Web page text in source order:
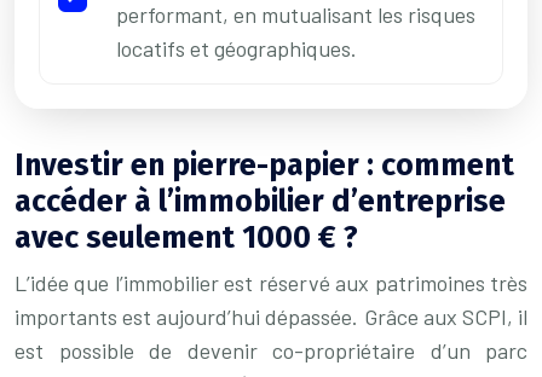
performant, en mutualisant les risques
locatifs et géographiques.
Investir en pierre-papier : comment
accéder à l’immobilier d’entreprise
avec seulement 1000 € ?
L’idée que l’immobilier est réservé aux patrimoines très
importants est aujourd’hui dépassée. Grâce aux SCPI, il
est possible de devenir co-propriétaire d’un parc